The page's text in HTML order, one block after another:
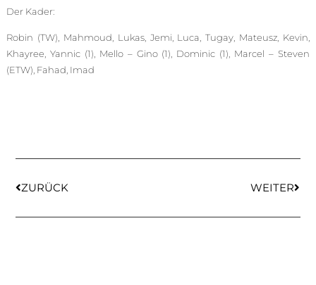
Der Kader:
Robin (TW), Mahmoud, Lukas, Jemi, Luca, Tugay, Mateusz, Kevin,
Khayree, Yannic (1), Mello – Gino (1), Dominic (1), Marcel – Steven
(ETW), Fahad, Imad
ZURÜCK WEITER